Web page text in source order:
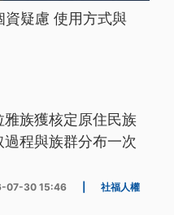
疑慮 使用方式與
雅族獲核定原住民族
過程與族群分布一次
07-30 15:46 社福人權